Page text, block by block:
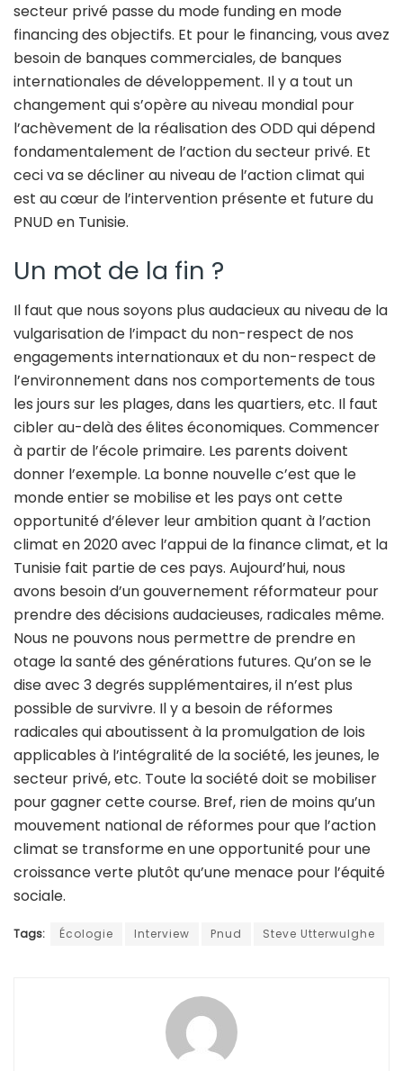
secteur privé passe du mode funding en mode
financing des objectifs. Et pour le financing, vous avez
besoin de banques commerciales, de banques
internationales de développement. Il y a tout un
changement qui s’opère au niveau mondial pour
l’achèvement de la réalisation des ODD qui dépend
fondamentalement de l’action du secteur privé. Et
ceci va se décliner au niveau de l’action climat qui
est au cœur de l’intervention présente et future du
PNUD en Tunisie.
Un mot de la fin ?
Il faut que nous soyons plus audacieux au niveau de la
vulgarisation de l’impact du non-respect de nos
engagements internationaux et du non-respect de
l’environnement dans nos comportements de tous
les jours sur les plages, dans les quartiers, etc. Il faut
cibler au-delà des élites économiques. Commencer
à partir de l’école primaire. Les parents doivent
donner l’exemple. La bonne nouvelle c’est que le
monde entier se mobilise et les pays ont cette
opportunité d’élever leur ambition quant à l’action
climat en 2020 avec l’appui de la finance climat, et la
Tunisie fait partie de ces pays. Aujourd’hui, nous
avons besoin d’un gouvernement réformateur pour
prendre des décisions audacieuses, radicales même.
Nous ne pouvons nous permettre de prendre en
otage la santé des générations futures. Qu’on se le
dise avec 3 degrés supplémentaires, il n’est plus
possible de survivre. Il y a besoin de réformes
radicales qui aboutissent à la promulgation de lois
applicables à l’intégralité de la société, les jeunes, le
secteur privé, etc. Toute la société doit se mobiliser
pour gagner cette course. Bref, rien de moins qu’un
mouvement national de réformes pour que l’action
climat se transforme en une opportunité pour une
croissance verte plutôt qu’une menace pour l’équité
sociale.
Tags: Écologie Interview Pnud Steve Utterwulghe